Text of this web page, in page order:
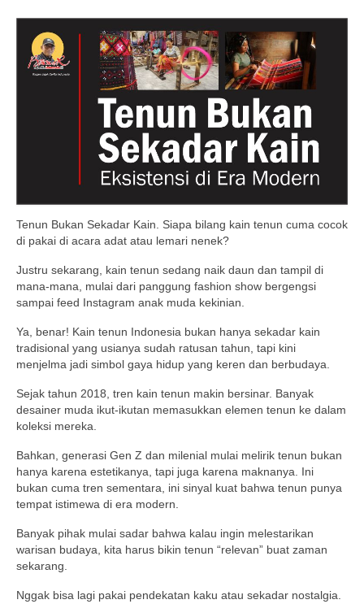
Tenun Bukan Sekadar Kain. Siapa bilang kain tenun cuma cocok
di pakai di acara adat atau lemari nenek?
Justru sekarang, kain tenun sedang naik daun dan tampil di
mana-mana, mulai dari panggung fashion show bergengsi
sampai feed Instagram anak muda kekinian.
Ya, benar! Kain tenun Indonesia bukan hanya sekadar kain
tradisional yang usianya sudah ratusan tahun, tapi kini
menjelma jadi simbol gaya hidup yang keren dan berbudaya.
Sejak tahun 2018, tren kain tenun makin bersinar. Banyak
desainer muda ikut-ikutan memasukkan elemen tenun ke dalam
koleksi mereka.
Bahkan, generasi Gen Z dan milenial mulai melirik tenun bukan
hanya karena estetikanya, tapi juga karena maknanya. Ini
bukan cuma tren sementara, ini sinyal kuat bahwa tenun punya
tempat istimewa di era modern.
Banyak pihak mulai sadar bahwa kalau ingin melestarikan
warisan budaya, kita harus bikin tenun “relevan” buat zaman
sekarang.
Nggak bisa lagi pakai pendekatan kaku atau sekadar nostalgia.